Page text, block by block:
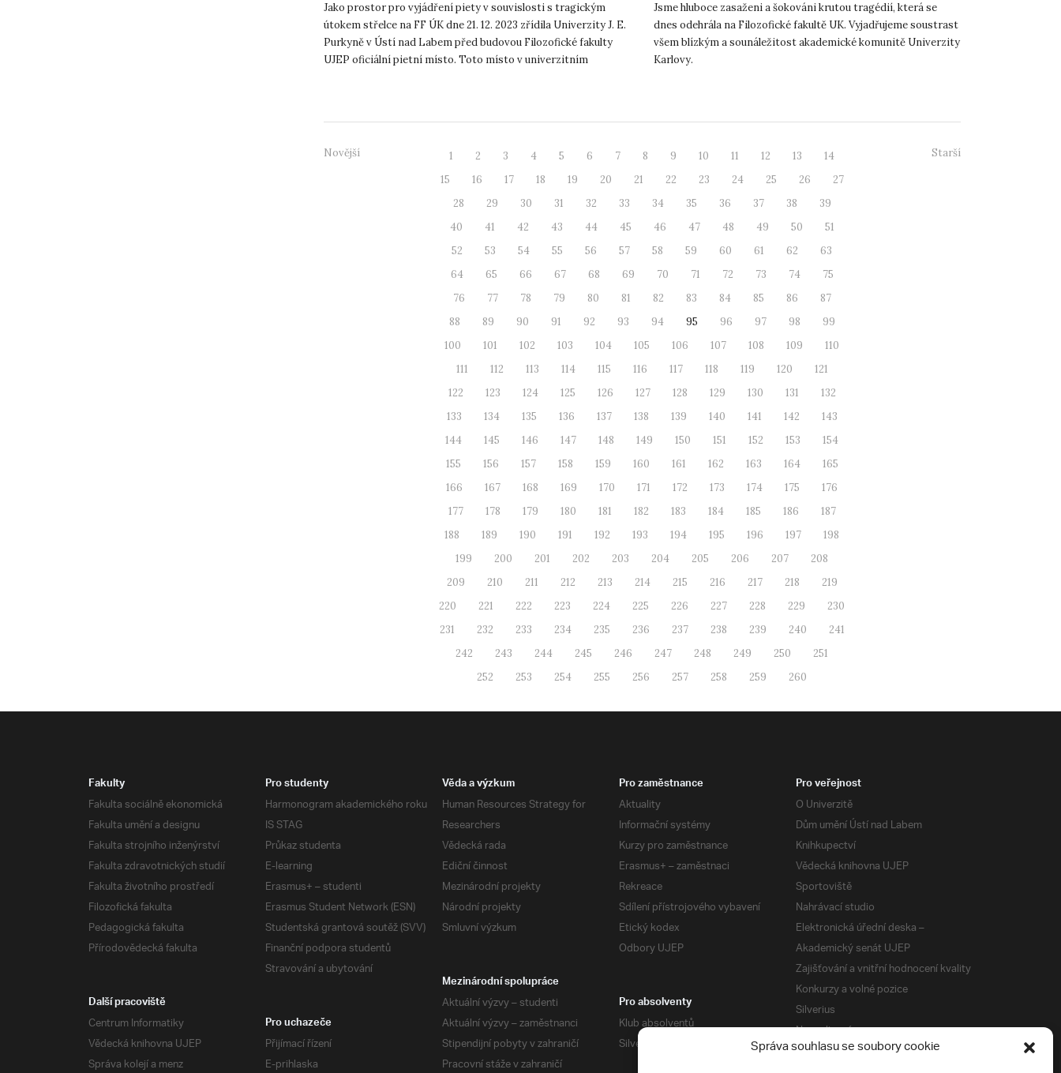
Správa souhlasu se soubory cookie
Jako prostor pro vyjádření piety v souvislosti s tragickým
útokem střelce na FF ÚK dne 21. 12. 2023 zřídila Univerzity J. E.
Purkyně v Ústí nad Labem před budovou Filozofické fakulty
UJEP oficiální pietní místo. Toto místo v univerzitním
Jsme hluboce zasaženi a šokováni krutou tragédií, která se
dnes odehrála na Filozofické fakultě UK. Vyjadřujeme soustrast
všem blízkým a sounáležitost akademické komunitě Univerzity
Karlovy.
Novější 1 2 3 4 5 6 7 8 9 10 11 12 13
14
15
16 17 18 19 20 21 22 23 24 25 26
27
28
29 30 31 32 33 34 35 36 37 38
39
40
41 42 43 44 45 46 47 48 49 50
51
52
53 54 55 56 57 58 59 60 61 62
63
64
65 66 67 68 69 70 71 72 73 74
75
76
77 78 79 80 81 82 83 84 85 86
87
88
89 90 91 92 93 94 95 96 97 98
99
100
101 102 103 104 105 106 107 108 109
110
111
112 113 114 115 116 117 118 119 120
121
122
123 124 125 126 127 128 129 130 131
132
133
134 135 136 137 138 139 140 141 142
143
144
145 146 147 148 149 150 151 152 153
154
155
156 157 158 159 160 161 162 163 164
165
166
167 168 169 170 171 172 173 174 175
176
177
178 179 180 181 182 183 184 185 186
187
188
189 190 191 192 193 194 195 196 197
198
199
200 201 202 203 204 205 206 207
208
209
210 211 212 213 214 215 216 217 218
219
220
221 222 223 224 225 226 227 228 229
230
231
232 233 234 235 236 237 238 239 240
241
242
243 244 245 246 247 248 249 250
251
252
253 254 255 256 257 258 259 260
Starší
Fakulty
Fakulta sociálně ekonomická
Fakulta umění a designu
Fakulta strojního inženýrství
Fakulta zdravotnických studií
Fakulta životního prostředí
Filozofická fakulta
Pedagogická fakulta
Přírodovědecká fakulta
Pro studenty
Harmonogram akademického roku
IS STAG
Průkaz studenta
E-learning
Erasmus+ – studenti
Erasmus Student Network (ESN)
Studentská grantová soutěž (SVV)
Finanční podpora studentů
Stravování a ubytování
Věda a výzkum
Human Resources Strategy for
Researchers
Vědecká rada
Ediční činnost
Mezinárodní projekty
Národní projekty
Smluvní výzkum
Pro zaměstnance
Aktuality
Informační systémy
Kurzy pro zaměstnance
Erasmus+ – zaměstnaci
Rekreace
Sdílení přístrojového vybavení
Etický kodex
Odbory UJEP
Pro veřejnost
O Univerzitě
Dům umění Ústí nad Labem
Knihkupectví
Vědecká knihovna UJEP
Sportoviště
Nahrávací studio
Elektronická úřední deska –
Akademický senát UJEP
Zajišťování a vnitřní hodnocení kvality
Konkurzy a volné pozice
Silverius
Napsali o nás
Tiskové zprávy
Mezinárodní spolupráce
Aktuální výzvy – studenti
Aktuální výzvy – zaměstnanci
Stipendijní pobyty v zahraničí
Pracovní stáže v zahraničí
Další pracoviště
Centrum Informatiky
Vědecká knihovna UJEP
Správa kolejí a menz
Pro absolventy
Klub absolventů
Silverius
Pro uchazeče
Přijímací řízení
E-prihlaska